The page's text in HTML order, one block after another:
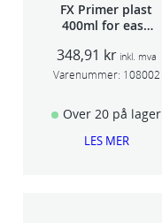
FX Primer plast
400ml for easy
TSP 030
348,91 kr inkl. mva
Varenummer: 108002
Over 20 på lager
LES MER